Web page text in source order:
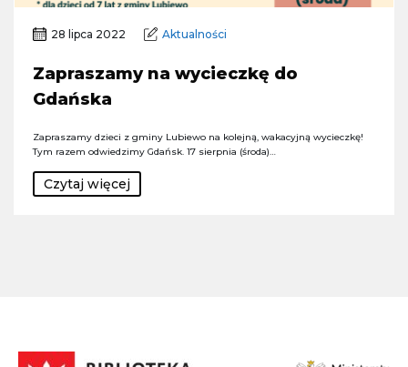
28 lipca 2022 Aktualności
Zapraszamy na wycieczkę do
Gdańska
Zapraszamy dzieci z gminy Lubiewo na kolejną, wakacyjną wycieczkę!
Tym razem odwiedzimy Gdańsk. 17 sierpnia (środa)…
Czytaj więcej